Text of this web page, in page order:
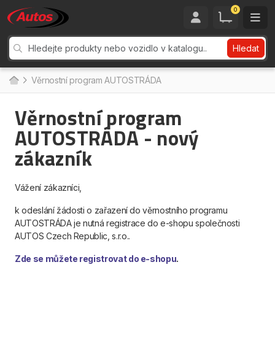
0
Hledat
Věrnostní program AUTOSTRÁDA
Věrnostní program
AUTOSTRÁDA - nový
zákazník
Vážení zákazníci,
k odeslání žádosti o zařazení do věrnostního programu
AUTOSTRÁDA je nutná registrace do e-shopu společnosti
AUTOS Czech Republic, s.r.o..
Zde se můžete registrovat do e-shopu.